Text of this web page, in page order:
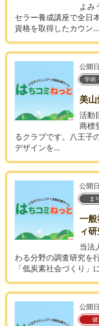
よみ
セラー養成講座で全日
資格を取得したカウン...
公開
学術
美
活動
商標
るクラブです。八王子
デザインを...
公開
ま
一般
ィ
当法
わる分野の調査研究を
「低炭素社会づくり」
公開
健